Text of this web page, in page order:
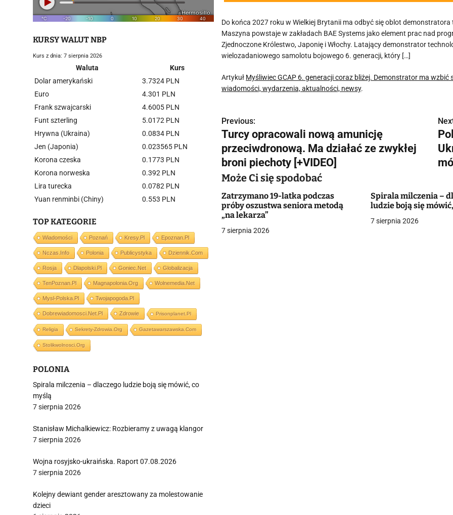
Do końca 2027 roku w Wielkiej Brytanii ma odbyć się oblot
Maszyna powstaje w zakładach BAE Systems jako element prac nad
Zjednoczone Królestwo, Japonię i Włochy. Latający demonstrator
wielozadaniowego samolotu bojowego 6. generacji, który […]
Artykuł Myśliwiec GCAP 6. generacji coraz bliżej. Demonstrator ma
wiadomości, wydarzenia, aktualności, newsy.
N
a
w
i
g
a
Previous:
Turcy opracowali nową amunicję
przeciwdronową. Ma działać ze zwykłej
broni piechoty [+VIDEO]
Może Ci się spodobać
Zatrzymano 19-latka podczas
próby oszustwa seniora metodą
„na lekarza”
7 sierpnia 2026
Spirala milczenia –
ludzie boją się
7 sierpnia 2026
KURSY WALUT NBP
Kurs z dnia: 7 sierpnia 2026
Waluta
Kurs
Dolar amerykański
3.7324 PLN
Euro
4.301 PLN
Frank szwajcarski
4.6005 PLN
Funt szterling
5.0172 PLN
Hrywna (Ukraina)
0.0834 PLN
Jen (Japonia)
0.023565 PLN
Korona czeska
0.1773 PLN
Korona norweska
0.392 PLN
Lira turecka
0.0782 PLN
Yuan renminbi (Chiny)
0.553 PLN
TOP KATEGORIE
Wiadomości Poznań Kresy.pl Epoznan.pl
Nczas.info Polonia Publicystyka Dziennik.com
Rosja Dlapolski.pl Goniec.net Globalizacja
TenPoznan.pl Magnapolonia.org Wolnemedia.net
Mysl-Polska.pl Twojapogoda.pl
Dobrewiadomosci.net.pl Zdrowie Prisonplanet.pl
Religia Sekrety-Zdrowia.org Gazetawarszawska.com
Stolikwolnosci.org
POLONIA
Spirala milczenia – dlaczego ludzie boją się mówić, co
myślą
7 sierpnia 2026
Stanisław Michalkiewicz: Rozbieramy z uwagą klangor
7 sierpnia 2026
Wojna rosyjsko-ukraińska. Raport 07.08.2026
7 sierpnia 2026
Kolejny dewiant gender aresztowany za molestowanie
dzieci